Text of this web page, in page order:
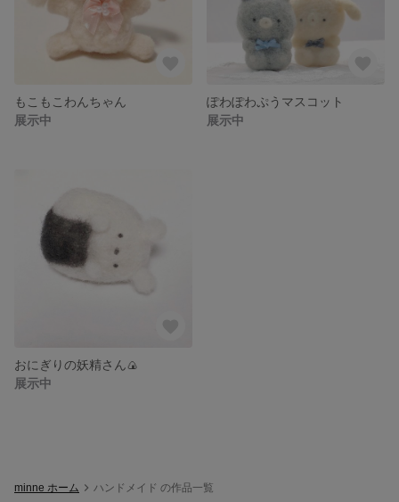
もこもこわんちゃん
展示中
ぽわぽわぷうマスコット
展示中
おにぎりの妖精さん🍙
展示中
minne ホーム ハンドメイド の作品一覧